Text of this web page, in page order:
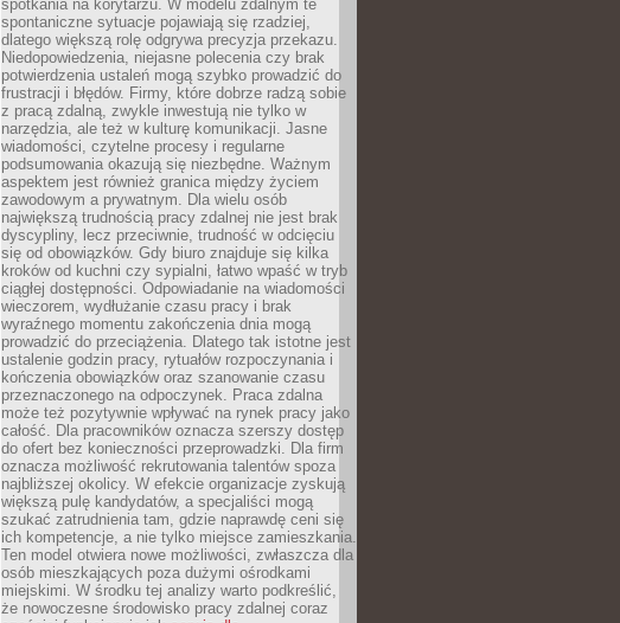
spotkania na korytarzu. W modelu zdalnym te
spontaniczne sytuacje pojawiają się rzadziej,
dlatego większą rolę odgrywa precyzja przekazu.
Niedopowiedzenia, niejasne polecenia czy brak
potwierdzenia ustaleń mogą szybko prowadzić do
frustracji i błędów. Firmy, które dobrze radzą sobie
z pracą zdalną, zwykle inwestują nie tylko w
narzędzia, ale też w kulturę komunikacji. Jasne
wiadomości, czytelne procesy i regularne
podsumowania okazują się niezbędne. Ważnym
aspektem jest również granica między życiem
zawodowym a prywatnym. Dla wielu osób
największą trudnością pracy zdalnej nie jest brak
dyscypliny, lecz przeciwnie, trudność w odcięciu
się od obowiązków. Gdy biuro znajduje się kilka
kroków od kuchni czy sypialni, łatwo wpaść w tryb
ciągłej dostępności. Odpowiadanie na wiadomości
wieczorem, wydłużanie czasu pracy i brak
wyraźnego momentu zakończenia dnia mogą
prowadzić do przeciążenia. Dlatego tak istotne jest
ustalenie godzin pracy, rytuałów rozpoczynania i
kończenia obowiązków oraz szanowanie czasu
przeznaczonego na odpoczynek. Praca zdalna
może też pozytywnie wpływać na rynek pracy jako
całość. Dla pracowników oznacza szerszy dostęp
do ofert bez konieczności przeprowadzki. Dla firm
oznacza możliwość rekrutowania talentów spoza
najbliższej okolicy. W efekcie organizacje zyskują
większą pulę kandydatów, a specjaliści mogą
szukać zatrudnienia tam, gdzie naprawdę ceni się
ich kompetencje, a nie tylko miejsce zamieszkania.
Ten model otwiera nowe możliwości, zwłaszcza dla
osób mieszkających poza dużymi ośrodkami
miejskimi. W środku tej analizy warto podkreślić,
że nowoczesne środowisko pracy zdalnej coraz